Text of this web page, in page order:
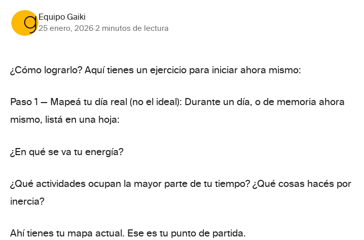
Equipo Gaiki
25 enero, 2026·2 minutos de lectura
¿Cómo lograrlo? Aquí tienes un ejercicio para iniciar ahora mismo:
Paso 1 — Mapeá tu día real (no el ideal): Durante un día, o de memoria ahora
mismo, listá en una hoja:
¿En qué se va tu energía?
¿Qué actividades ocupan la mayor parte de tu tiempo? ¿Qué cosas hacés por
inercia?
Ahí tienes tu mapa actual. Ese es tu punto de partida.